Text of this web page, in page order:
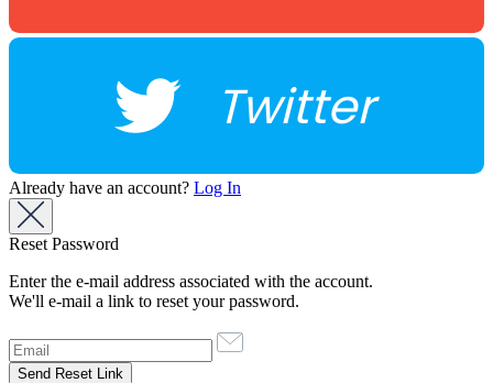
Twitter
Already have an account? Log In
Reset Password
Enter the e-mail address associated with the account.
We'll e-mail a link to reset your password.